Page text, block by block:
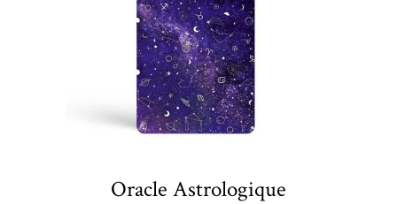
Oracle Astrologique